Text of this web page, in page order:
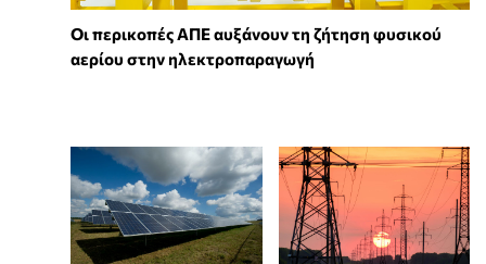
Οι περικοπές ΑΠΕ αυξάνουν τη ζήτηση φυσικού
αερίου στην ηλεκτροπαραγωγή